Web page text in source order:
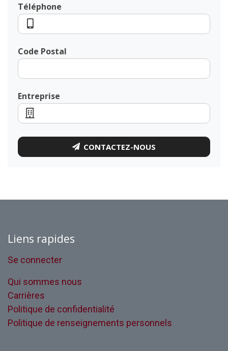
Téléphone
Code Postal
Entreprise
CONTACTEZ-NOUS
Liens rapides
Se connecter
Qui sommes nous
Carrières
Politique de confidentialité
Politique de renseignements personnels